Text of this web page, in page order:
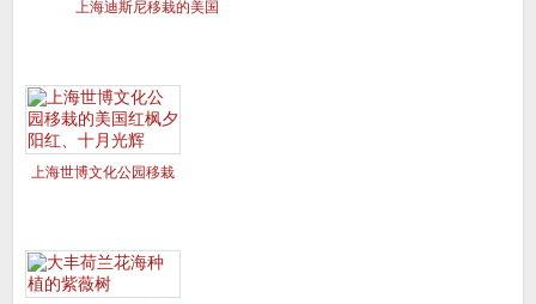
上海迪斯尼移栽的美国
上海世博文化公园移栽